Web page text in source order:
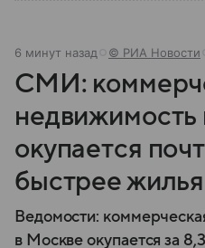
6 минут назад © РИА Новости
СМИ:
недвижимость
окупается
быстрее жилья
Ведомости:
в Москве окупается за